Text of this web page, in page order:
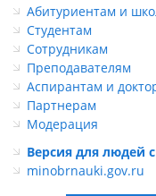
Абитуриентам и
Студентам
Сотрудникам
Преподавателям
Аспирантам и
Партнерам
Модерация
Версия для людей
minobrnauki.gov.ru